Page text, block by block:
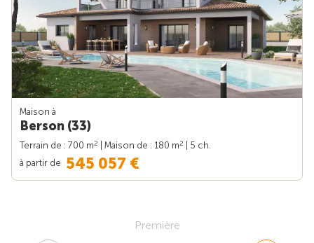
Maison à
Berson (33)
Terrain de : 700 m2 | Maison de : 180 m2
| 5 ch.
à partir de 545 057 €
Première